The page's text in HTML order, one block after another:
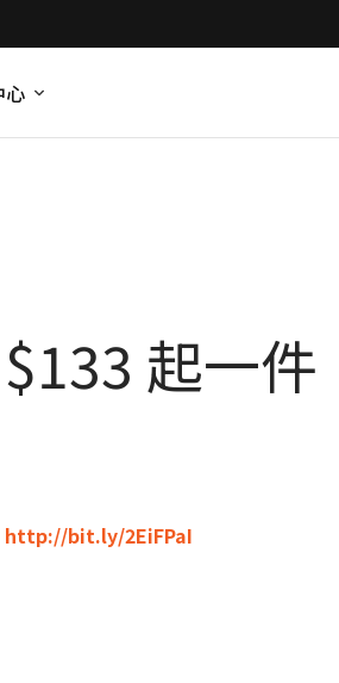
心
起一件
http://bit.ly/2EiFPaI